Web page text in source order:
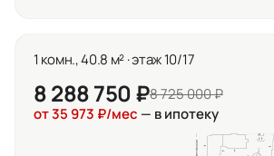
1 комн., 40.8 м² · этаж 10/17
8 288 750 ₽8 725 000 ₽
от 35 973 ₽/мес — в ипотеку